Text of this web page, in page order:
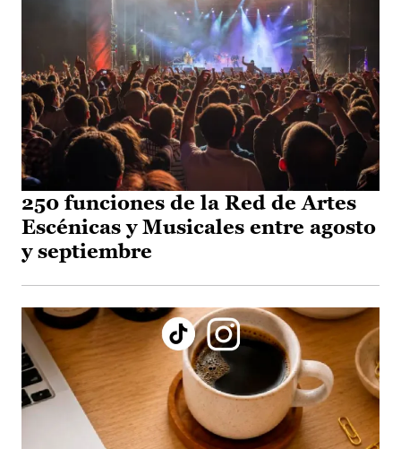
250 funciones de la Red de Artes
Escénicas y Musicales entre agosto
y septiembre